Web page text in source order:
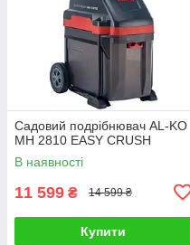
Садовий подрібнювач AL-KO
MH 2810 EASY CRUSH
В наявності
11 599 ₴ 14 599 ₴
Купити